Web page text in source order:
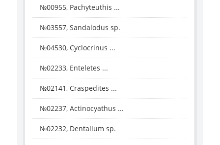
№00955, Pachyteuthis ...
№03557, Sandalodus sp.
№04530, Cyclocrinus ...
№02233, Enteletes ...
№02141, Craspedites ...
№02237, Actinocyathus ...
№02232, Dentalium sp.